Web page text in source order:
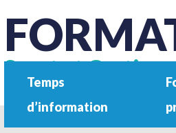
Sport et Gestion
Temps
d’information